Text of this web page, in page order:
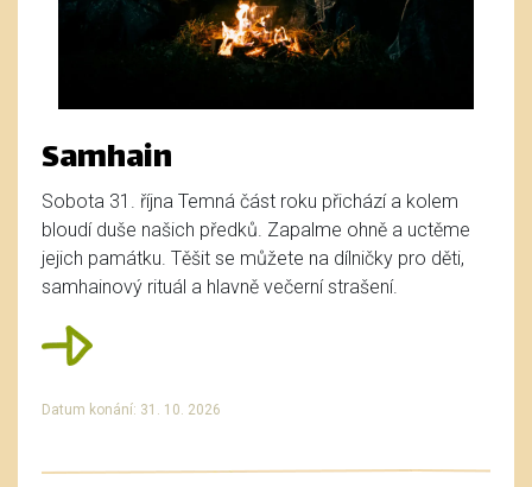
Samhain
Sobota 31. října Temná část roku přichází a kolem
bloudí duše našich předků. Zapalme ohně a uctěme
jejich památku. Těšit se můžete na dílničky pro děti,
samhainový rituál a hlavně večerní strašení.
Datum konání: 31. 10. 2026